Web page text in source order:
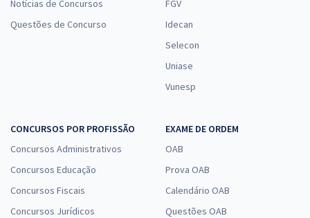
Notícias de Concursos
Questões de Concurso
FGV
Idecan
Selecon
Uniase
Vunesp
CONCURSOS POR PROFISSÃO
Concursos Administrativos
Concursos Educação
Concursos Fiscais
Concursos Jurídicos
EXAME DE ORDEM
OAB
Prova OAB
Calendário OAB
Questões OAB